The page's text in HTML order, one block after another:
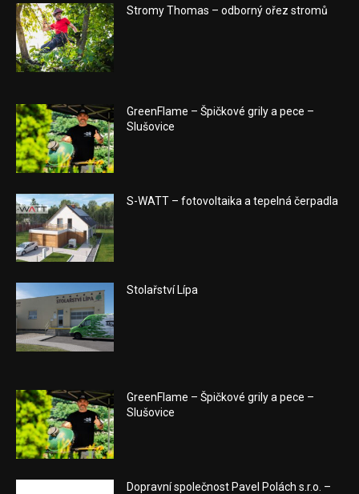
Stromy Thomas – odborný ořez stromů
GreenFlame – Špičkové grily a pece –
Slušovice
S-WATT – fotovoltaika a tepelná čerpadla
Stolařství Lípa
GreenFlame – Špičkové grily a pece –
Slušovice
Dopravní společnost Pavel Polách s.r.o. –